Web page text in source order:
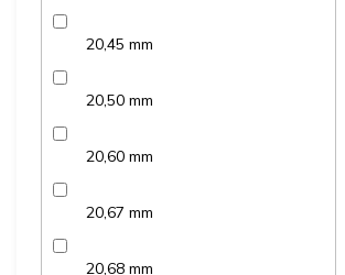
20,45 mm
20,50 mm
20,60 mm
20,67 mm
20,68 mm